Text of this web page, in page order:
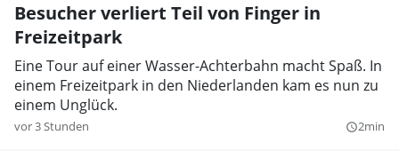
Besucher verliert Teil von Finger in
Freizeitpark
Eine Tour auf einer Wasser-Achterbahn macht Spaß. In
einem Freizeitpark in den Niederlanden kam es nun zu
einem Unglück.
vor 3 Stunden query_builder2min